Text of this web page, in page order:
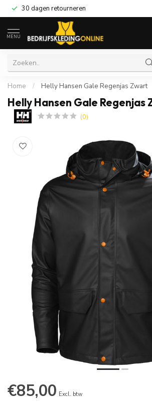
30 dagen retourneren
MENU
Home / Helly Hansen Gale Regenjas Zwart
Helly Hansen Gale Regenjas
(0)
€85,00 Excl. btw